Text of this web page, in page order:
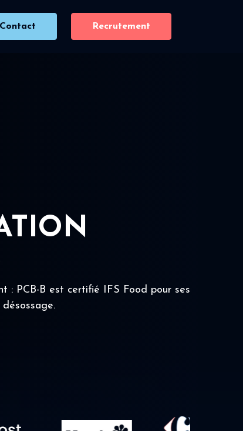
Contact Recrutement
PCB-B est certifié IFS Food pour ses